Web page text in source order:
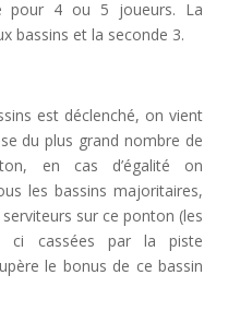
pour 4 ou 5 joueurs. La
bassins et la seconde 3.
est déclenché, on vient
du plus grand nombre de
en cas d’égalité on
les bassins majoritaires,
sur ce ponton (les
ci cassées par la piste
le bonus de ce bassin